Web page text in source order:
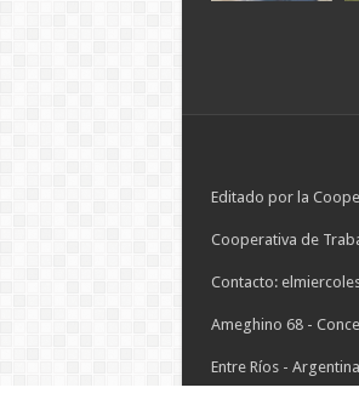
Editado por la
Cooperativa de
Contacto:
Ameghino 68 -
Entre Ríos - Argentina